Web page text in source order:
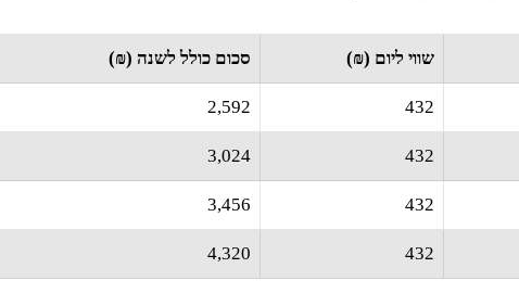
שווי ליום (₪) סכום כולל לשנה (₪)
432
2,592
432
3,024
432
3,456
432
4,320